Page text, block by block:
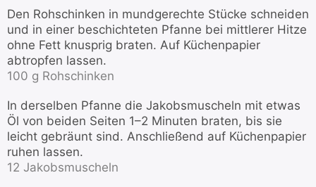
Den Rohschinken in mundgerechte Stücke schneiden
und in einer beschichteten Pfanne bei mittlerer Hitze
ohne Fett knusprig braten. Auf Küchenpapier
abtropfen lassen.
100 g Rohschinken
In derselben Pfanne die Jakobsmuscheln mit etwas
Öl von beiden Seiten 1–2 Minuten braten, bis sie
leicht gebräunt sind. Anschließend auf Küchenpapier
ruhen lassen.
12 Jakobsmuscheln